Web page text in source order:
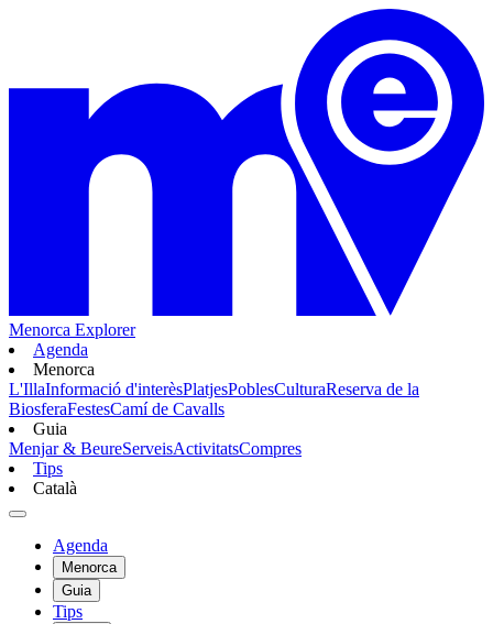
Menorca Explorer
Agenda
Menorca
L'IllaInformació d'interèsPlatjesPoblesCulturaReserva de la
BiosferaFestesCamí de Cavalls
Guia
Menjar & BeureServeisActivitatsCompres
Tips
Català
Agenda
Menorca
Guia
Tips